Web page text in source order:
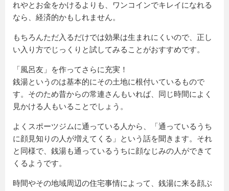
れやとお金をかけるよりも、ワンコインでキレイになれる
なら、経済的かもしれません。
もちろんただ入るだけでは効果は生まれにくいので、正し
い入り方でじっくりと試してみることがおすすめです。
「風呂友」を作ってさらに充実！
銭湯というのは基本的にその土地に根付いているもので
す。そのため昔からの常連さんもいれば、同じ時間によく
見かける人もいることでしょう。
よくスポーツジムに通っている人から、「通っているうち
に顔見知りの人が増えてくる」という話を聞きます。それ
と同様で、銭湯も通っているうちに顔なじみの人ができて
くるようです。
時間やその地域周辺の住宅事情によって、銭湯に来る顔ぶ